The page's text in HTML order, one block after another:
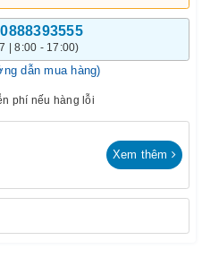
0888393555
| 8:00 - 17:00)
dẫn mua hàng)
phí nếu hàng lỗi
Xem thêm